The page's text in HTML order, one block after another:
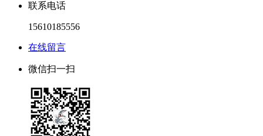
联系电话
15610185556
在线留言
微信扫一扫